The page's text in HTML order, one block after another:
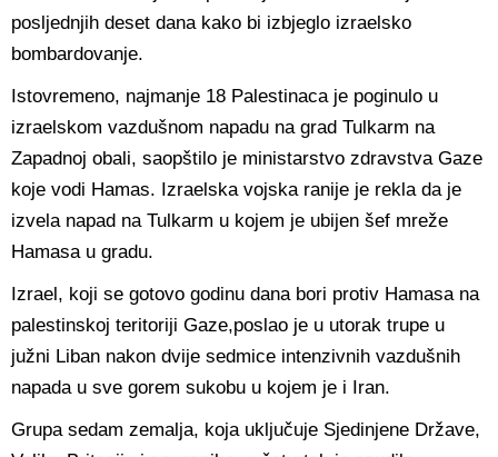
posljednjih deset dana kako bi izbjeglo izraelsko
bombardovanje.
Istovremeno, najmanje 18 Palestinaca je poginulo u
izraelskom vazdušnom napadu na grad Tulkarm na
Zapadnoj obali, saopštilo je ministarstvo zdravstva Gaze
koje vodi Hamas. Izraelska vojska ranije je rekla da je
izvela napad na Tulkarm u kojem je ubijen šef mreže
Hamasa u gradu.
Izrael, koji se gotovo godinu dana bori protiv Hamasa na
palestinskoj teritoriji Gaze,poslao je u utorak trupe u
južni Liban nakon dvije sedmice intenzivnih vazdušnih
napada u sve gorem sukobu u kojem je i Iran.
Grupa sedam zemalja, koja uključuje Sjedinjene Države,